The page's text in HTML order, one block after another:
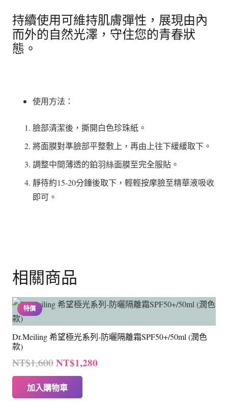
片/
盒
數
持續使用可維持肌膚彈性，展現由內
而外的自然光澤，守住您的青春狀
態。
使用方法：
臉部清潔後，撕開白色珍珠紙。
將面膜對準臉部平整敷上，再由上往下緩緩取下。
調整中間薄透的鉑羽絲面膜至完全服貼。
靜待約15-20分鐘後取下，輕輕按摩臉至精華液吸收
即可。
相關商品
特價
Dr.Meiling 希望極光系列-防曬隔離霜SPF50+/50ml (潤色
款)
NT$1,600 原
始
價
格：
NT$1,280
加入購物車